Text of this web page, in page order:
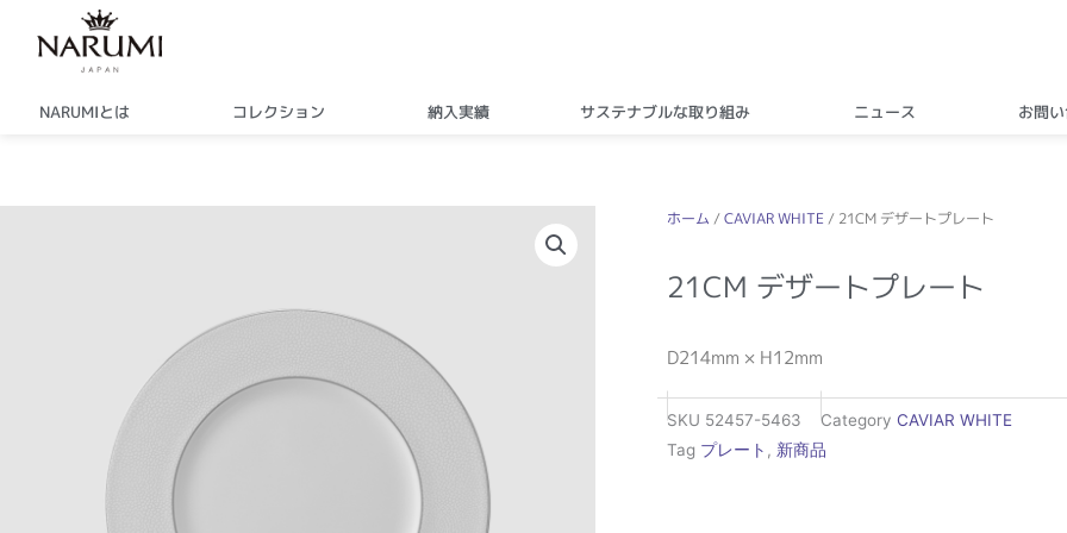
プ
NARUMIとは コレクション 納入実績 サステナブルな取り組み ニュース お問
ホーム /CAVIAR WHITE / 21CM デザートプレート
21CM デザートプレート
D214mm × H12mm
SKU 52457-5463 Category CAVIAR WHITE
Tag プレート , 新商品